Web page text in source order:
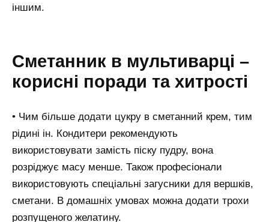
іншим.
Сметанник в мультиварці –
корисні поради та хитрості
• Чим більше додати цукру в сметанний крем, тим
рідині ін. Кондитери рекомендують
використовувати замість піску пудру, вона
розріджує масу менше. Також професіонали
використовують спеціальні загусники для вершків,
сметани. В домашніх умовах можна додати трохи
розпущеного желатину.